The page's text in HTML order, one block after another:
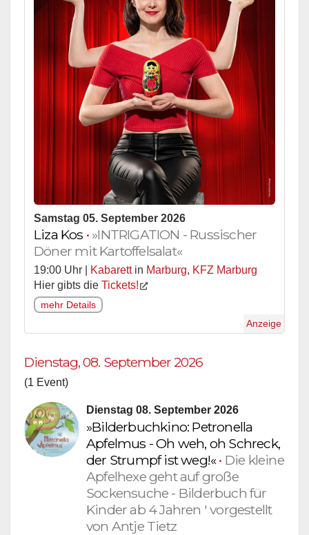
Samstag 05. September 2026
Liza Kos • »INTRIGATION - Russischer
Döner mit Kartoffelsalat«
19:00 Uhr | Kabarettin Marburg, KFZ Marburg
Hier gibts die Tickets!
mehr Details
Anzeige
Dienstag, 08. September 2026
(1 Event)
Dienstag 08. September 2026
»Bilderbuchkino: Petronella
Apfelmus - Oh weh, oh Schreck,
der Strumpf ist weg!«• Die kleine
Apfelhexe geht auf große
Sockensuche - Bilderbuch für
Kinder ab 4 Jahren ' vorgestellt
von Antje Tietz